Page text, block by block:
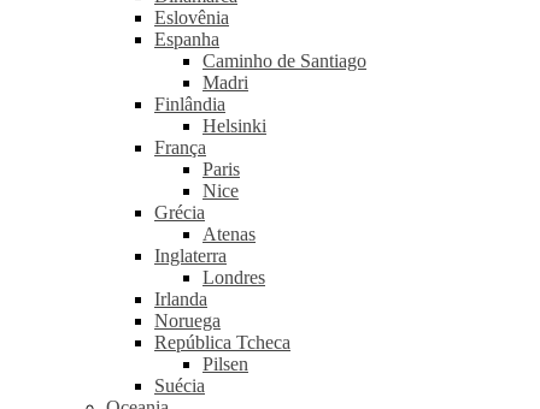
Eslovênia
Espanha
Caminho de Santiago
Madri
Finlândia
Helsinki
França
Paris
Nice
Grécia
Atenas
Inglaterra
Londres
Irlanda
Noruega
República Tcheca
Pilsen
Suécia